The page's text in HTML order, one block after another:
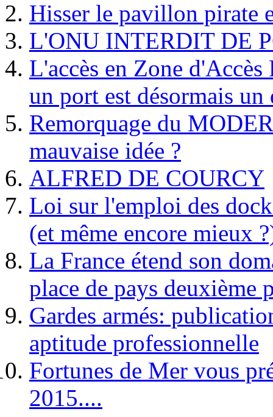
Hisser le pavillon pirate
L'ONU INTERDIT DE
L'accès en Zone
un port est désormais un
Remorquage du
mauvaise idée ?
ALFRED DE COURCY
Loi sur l'emploi des
(et même encore mieux
La France étend son
place de pays deuxième
Gardes armés:
aptitude professionnelle
Fortunes de Mer vous
2015....